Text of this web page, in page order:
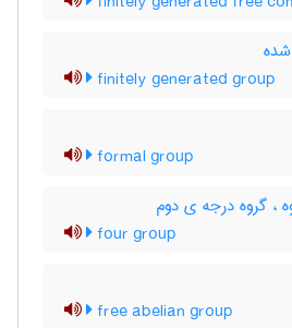
شده
finitely generated group
formal group
، گروه درجه ی دوم
four group
free abelian group